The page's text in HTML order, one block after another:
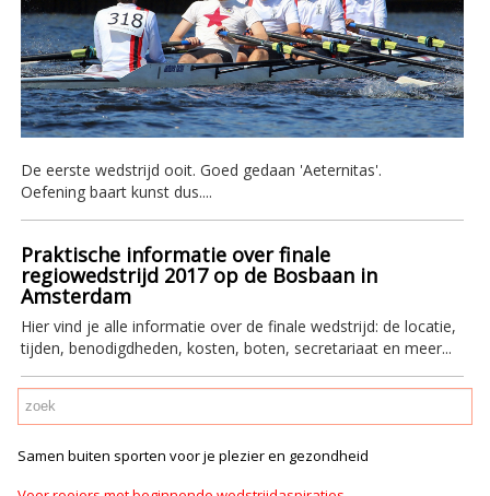
De eerste wedstrijd ooit. Goed gedaan 'Aeternitas'.
Oefening baart kunst dus....
Praktische informatie over finale
regiowedstrijd 2017 op de Bosbaan in
Amsterdam
Hier vind je alle informatie over de finale wedstrijd: de locatie,
tijden, benodigdheden, kosten, boten, secretariaat en meer...
Samen buiten sporten voor je plezier en gezondheid